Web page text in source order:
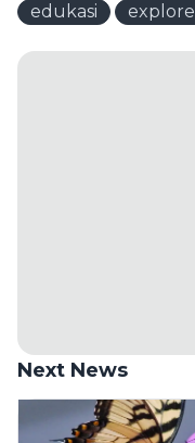
edukasi
explore
Next News